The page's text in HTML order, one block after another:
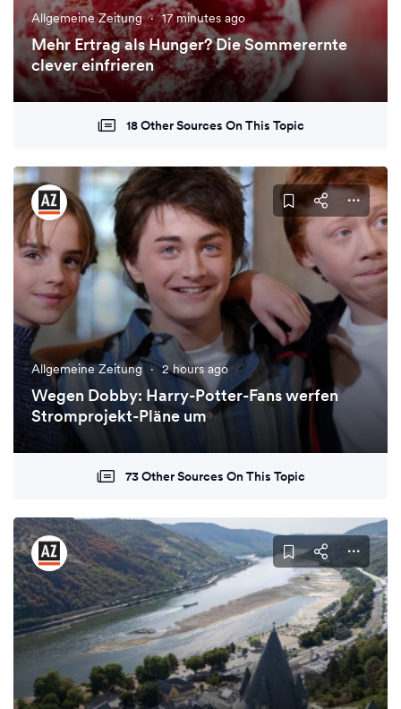
Allgemeine Zeitung · 17 minutes ago
Mehr Ertrag als Hunger? Die Sommerernte
clever einfrieren
18 Other Sources On This Topic
Allgemeine Zeitung · 2 hours ago
Wegen Dobby: Harry-Potter-Fans werfen
Stromprojekt-Pläne um
73 Other Sources On This Topic